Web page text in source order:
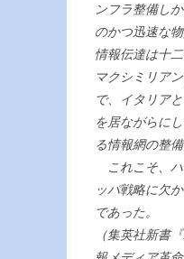
ンフラ整備し
のかつ迅速な
情報伝達は十
マクシミリア
で、イタリア
を居ながらに
る情報網の整備
これこそ、ハ
ッパ戦略に欠
であった。
（集英社新書